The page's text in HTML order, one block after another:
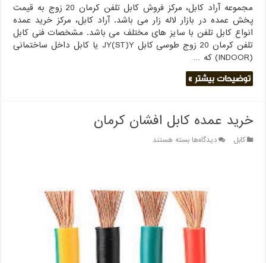
مجموعه آراد کابل، مرکز فروش کابل تلفن کرمان 20 زوج به قیمت
پخش عمده در بازار لاله زار می باشد. آراد کابل، مرکز خرید عمده
انواع کابل تلفن با سایز های مختلف می باشد. مشخصات فنی کابل
تلفن کرمان 20 زوج طوسی کابل JY(ST)Y یا کابل داخل ساختمانی
(INDOOR) که …
توضیحات بیشتر »
خرید عمده کابل افشان کرمان
کابل دیدگاه‌هابرای
کرمان
بسته هستند